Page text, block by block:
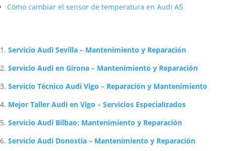
Cómo cambiar el sensor de temperatura en Audi A5
Servicio Audi Sevilla – Mantenimiento y Reparación
Servicio Audi en Girona – Mantenimiento y Reparación
Servicio Técnico Audi Vigo – Reparación y Mantenimiento
Mejor Taller Audi en Vigo – Servicios Especializados
Servicio Audi Bilbao: Mantenimiento y Reparación
Servicio Audi Donostia – Mantenimiento y Reparación